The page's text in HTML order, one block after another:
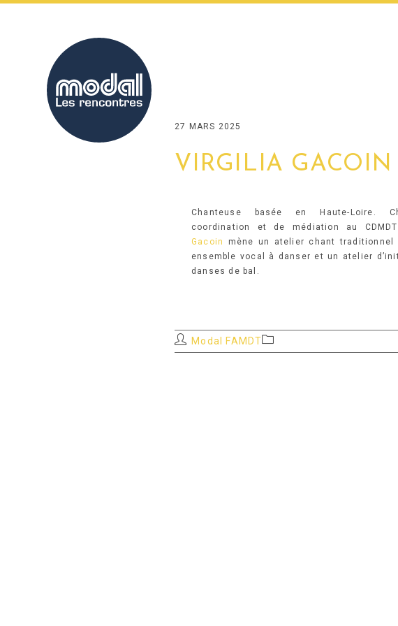
27 MARS 2025
VIRGILIA GACOIN
Chanteuse basée en Haute-Loire.
coordination et de médiation au
Gacoin
mène un atelier chant traditionnel
ensemble vocal à danser et un atelier
danses de bal.
Auteur/autrice
de
Modal FAMDTPost
category: